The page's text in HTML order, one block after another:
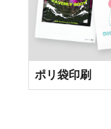
ポリ袋印刷